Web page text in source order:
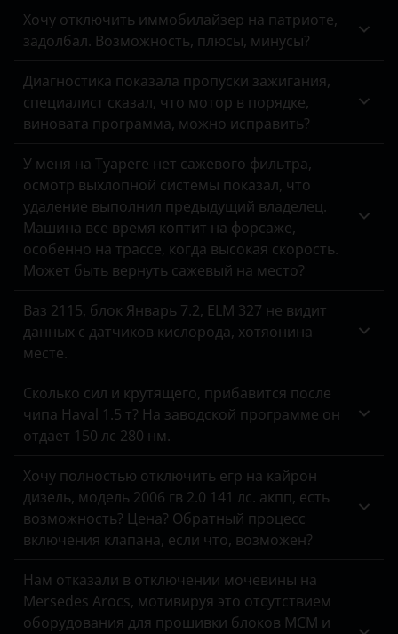
Хочу отключить иммобилайзер на патриоте,
задолбал. Возможность, плюсы, минусы?
Диагностика показала пропуски зажигания,
специалист сказал, что мотор в порядке,
виновата программа, можно исправить?
У меня на Туареге нет сажевого фильтра,
осмотр выхлопной системы показал, что
удаление выполнил предыдущий владелец.
Машина все время коптит на форсаже,
особенно на трассе, когда высокая скорость.
Может быть вернуть сажевый на место?
Ваз 2115, блок Январь 7.2, ELM 327 не видит
данных с датчиков кислорода, хотяонина
месте.
Сколько сил и крутящего, прибавится после
чипа Haval 1.5 т? На заводской программе он
отдает 150 лс 280 нм.
Хочу полностью отключить егр на кайрон
дизель, модель 2006 гв 2.0 141 лс. акпп, есть
возможность? Цена? Обратный процесс
включения клапана, если что, возможен?
Нам отказали в отключении мочевины на
Mersedes Arocs, мотивируя это отсутствием
оборудования для прошивки блоков MCM и